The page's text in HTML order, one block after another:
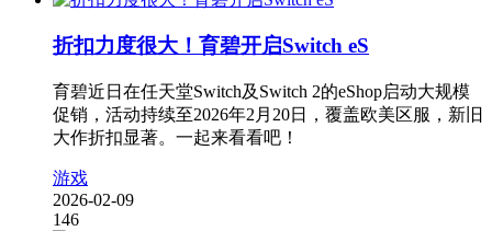
折扣力度很大！育碧开启Switch eS
育碧近日在任天堂Switch及Switch 2的eShop启动大规模
促销，活动持续至2026年2月20日，覆盖欧美区服，新旧
大作折扣显著。一起来看看吧！
游戏
2026-02-09
146